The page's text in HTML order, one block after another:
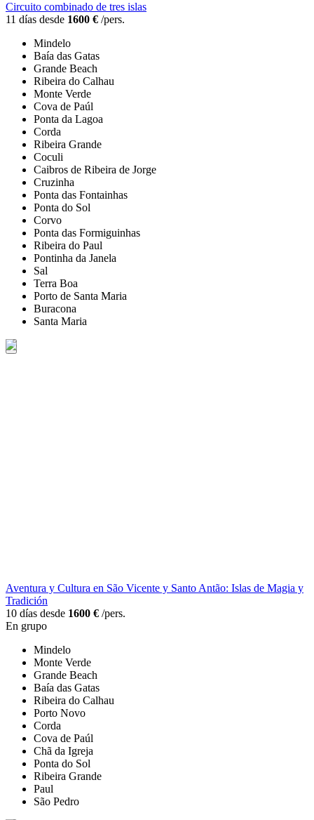
Circuito combinado de tres islas
11 días desde 1600 € /pers.
Mindelo
Baía das Gatas
Grande Beach
Ribeira do Calhau
Monte Verde
Cova de Paúl
Ponta da Lagoa
Corda
Ribeira Grande
Coculi
Caibros de Ribeira de Jorge
Cruzinha
Ponta das Fontainhas
Ponta do Sol
Corvo
Ponta das Formiguinhas
Ribeira do Paul
Pontinha da Janela
Sal
Terra Boa
Porto de Santa Maria
Buracona
Santa Maria
Aventura y Cultura en São Vicente y Santo Antão: Islas de Magia y
Tradición
10 días desde 1600 € /pers.
En grupo
Mindelo
Monte Verde
Grande Beach
Baía das Gatas
Ribeira do Calhau
Porto Novo
Corda
Cova de Paúl
Chã da Igreja
Ponta do Sol
Ribeira Grande
Paul
São Pedro